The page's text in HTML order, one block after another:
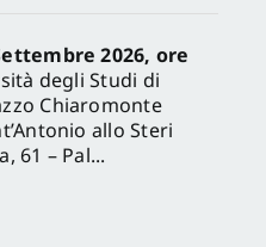
2026, ore
degli Studi di
Chiaromonte
allo Steri
61 – Pal...